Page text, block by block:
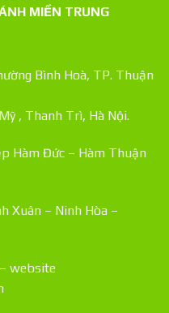
MIỀN TRUNG
Bình Hoà, TP. Thuận
, Thanh Trì, Hà Nội.
Hàm Đức – Hàm Thuận
Xuân – Ninh Hòa –
website